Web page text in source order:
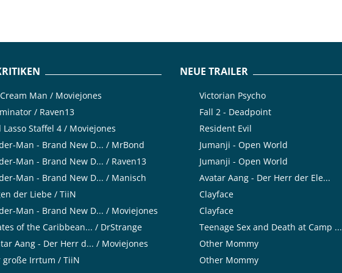
Man / Moviejones
/ Raven13
Lasso Staffel 4 / Moviejones
Man - Brand New D... / MrBond
Man - Brand New D... / Raven13
Man - Brand New D... / Manisch
der Liebe / TiiN
Man - Brand New D... / Moviejones
of the Caribbean... / DrStrange
Aang - Der Herr d... / Moviejones
große Irrtum / TiiN
NEUE TRAILER
Victorian Psycho
Fall 2 - Deadpoint
Resident Evil
Jumanji - Open World
Jumanji - Open World
Avatar Aang - Der Herr der Ele...
Clayface
Clayface
Teenage Sex and Death at Camp ...
Other Mommy
Other Mommy